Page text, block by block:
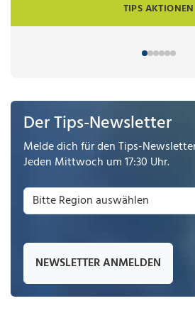
TIPS AKTIONEN
Der Tips-Newsletter
Melde dich für den Tips-
Jeden Mittwoch um 17:30 Uhr.
NEWSLETTER ANMELDEN